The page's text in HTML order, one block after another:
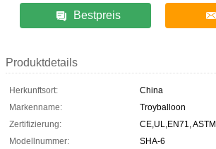
Bestpreis
Produktdetails
Herkunftsort:
China
Markenname:
Troyballoon
Zertifizierung:
CE,UL,EN71, ASTM
Modellnummer:
SHA-6